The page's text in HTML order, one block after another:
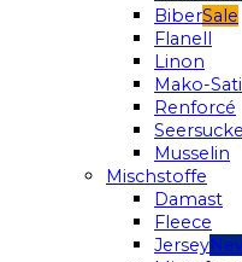
Biber
Flanell
Linon
Mako-
Renforcé
Musselin
Mischstoffe
Damast
Fleece
Jersey